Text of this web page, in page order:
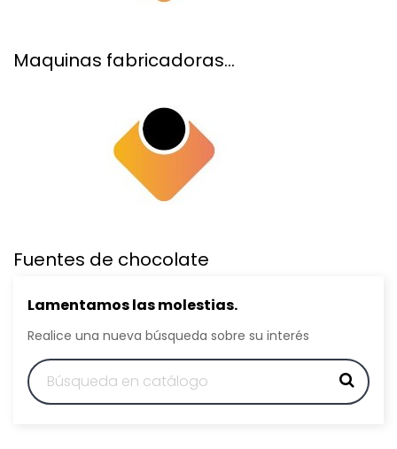
Maquinas fabricadoras...
Fuentes de chocolate
Lamentamos las molestias.
Realice una nueva búsqueda sobre su interés